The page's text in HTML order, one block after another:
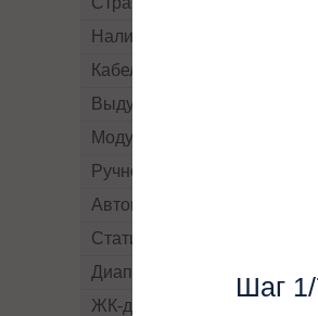
Наличие рубильников/
Кабельный ввод
Выдув воздуха
Модульный
Ручной By-pass
Автоматический By-pass
Статический By-pass
Диапазон напряжений
ЖК-дисплей
Шаг 1